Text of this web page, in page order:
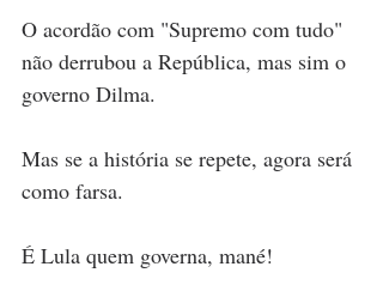
O acordão com "Supremo com tudo"
não derrubou a República, mas sim o
governo Dilma.
Mas se a história se repete, agora será
como farsa.
É Lula quem governa, mané!